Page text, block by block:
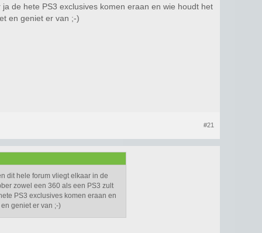
de hete PS3 exclusives komen eraan en wie houdt het
en geniet er van ;-)
#21
dit hele forum vliegt elkaar in de
zowel een 360 als een PS3 zult
PS3 exclusives komen eraan en
geniet er van ;-)